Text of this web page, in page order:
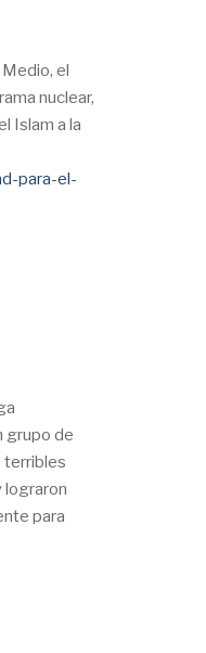
el
nuclear,
Islam a la
para-el-
grupo de
terribles
lograron
para